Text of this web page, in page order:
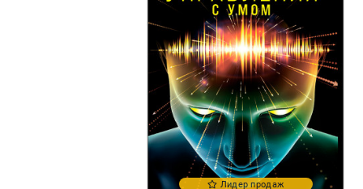
Лидер продаж